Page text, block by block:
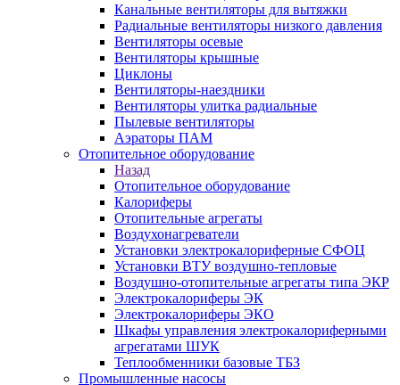
Канальные вентиляторы для вытяжки
Радиальные вентиляторы низкого давления
Вентиляторы осевые
Вентиляторы крышные
Циклоны
Вентиляторы-наездники
Вентиляторы улитка радиальные
Пылевые вентиляторы
Аэраторы ПАМ
Отопительное оборудование
Назад
Отопительное оборудование
Калориферы
Отопительные агрегаты
Воздухонагреватели
Установки электрокалориферные СФОЦ
Установки ВТУ воздушно-тепловые
Воздушно-отопительные агрегаты типа ЭКР
Электрокалориферы ЭК
Электрокалориферы ЭКО
Шкафы управления электрокалориферными
агрегатами ШУК
Теплообменники базовые ТБЗ
Промышленные насосы